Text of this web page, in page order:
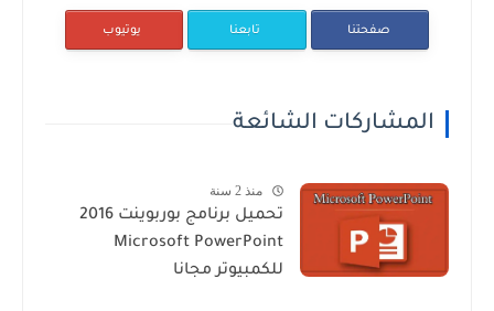
صفحتنا تابعنا يوتيوب
المشاركات الشائعة
منذ 2 سنة
تحميل برنامج بوربوينت 2016
Microsoft PowerPoint
للكمبيوتر مجانا